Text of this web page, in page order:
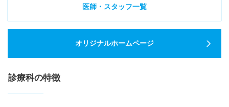
医師・スタッフ一覧
オリジナルホームページ
診療科の特徴